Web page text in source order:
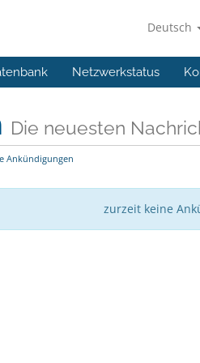
Deutsch
Netzwerkstatus
Die neuesten
Ankündigungen
zurzeit keine